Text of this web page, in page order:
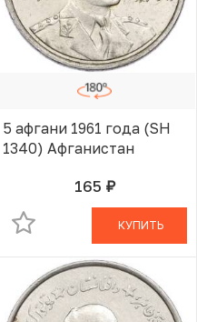
5 афгани 1961 года (SH
1340) Афганистан
165 руб.В КОРЗИНЕ
КУПИТЬ